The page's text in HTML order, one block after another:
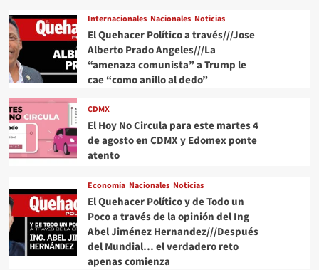
Internacionales Nacionales Noticias
El Quehacer Político a través///Jose
Alberto Prado Angeles///La
“amenaza comunista” a Trump le
cae “como anillo al dedo”
CDMX
El Hoy No Circula para este martes 4
de agosto en CDMX y Edomex ponte
atento
Economía Nacionales Noticias
El Quehacer Político y de Todo un
Poco a través de la opinión del Ing
Abel Jiménez Hernandez///Después
del Mundial… el verdadero reto
apenas comienza